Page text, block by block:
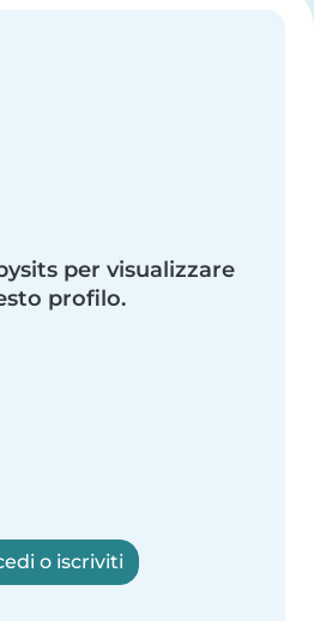
per visualizzare
profilo.
o iscriviti